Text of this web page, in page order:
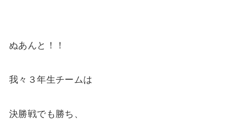
ぬあんと！！
我々３年生チームは
決勝戦でも勝ち、